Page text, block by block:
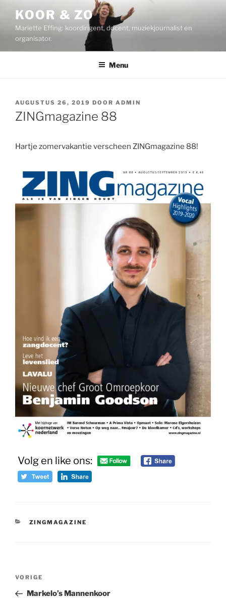
inhoud
KOOR & ZO
Mariette Effing: koordirigent, docent, muziekjournalist en
organisator.
Menu
GEPLAATST
OP
AUGUSTUS 26, 2019 DOOR ADMIN
ZINGmagazine 88
Hartje zomervakantie verscheen ZINGmagazine 88!
Volg en like ons:
CATEGORIEËN
ZINGMAGAZINE
Bericht
Vorig
bericht
VORIGE
Markelo’s Mannenkoor